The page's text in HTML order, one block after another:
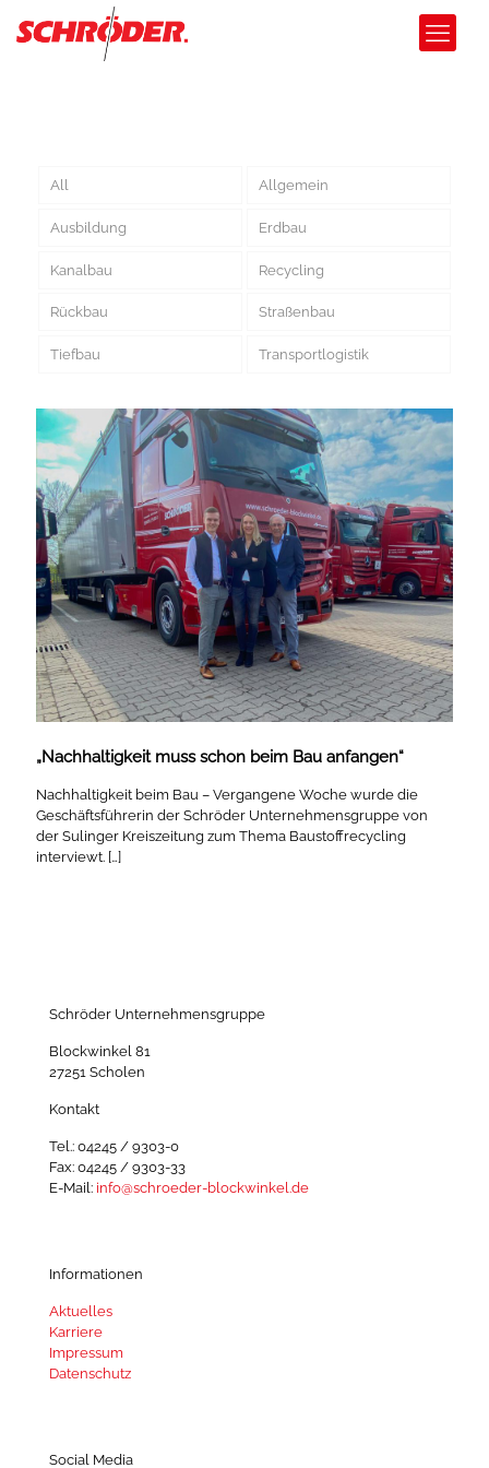
All Allgemein
Ausbildung Erdbau
Kanalbau Recycling
Rückbau Straßenbau
Tiefbau Transportlogistik
„Nachhaltigkeit muss schon beim Bau anfangen“
Nachhaltigkeit beim Bau – Vergangene Woche wurde die
Geschäftsführerin der Schröder Unternehmensgruppe von
der Sulinger Kreiszeitung zum Thema Baustoffrecycling
interviewt. […]
Schröder Unternehmensgruppe
Blockwinkel 81
27251 Scholen
Kontakt
Tel.: 04245 / 9303-0
Fax: 04245 / 9303-33
E-Mail: info@schroeder-blockwinkel.de
Informationen
Aktuelles
Karriere
Impressum
Datenschutz
Social Media